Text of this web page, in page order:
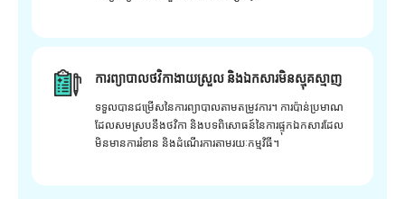
ការព្យាបាលថវិកាងាយស្រួល និងឯកសារមិនស្មុគស្មាញ
ទទួលបានជម្រើសនៃការព្យាបាលតាមតម្រូវការ។ ការប៉ាន់ប្រមាណ
ដែលសមស្របនឹងថវិកា និងបទពិសោធន៍នៃការផ្ទុកឯកសារដែល
មិនមានការរំខាន និងដំណើរការតាមរយៈកម្មវិធី។